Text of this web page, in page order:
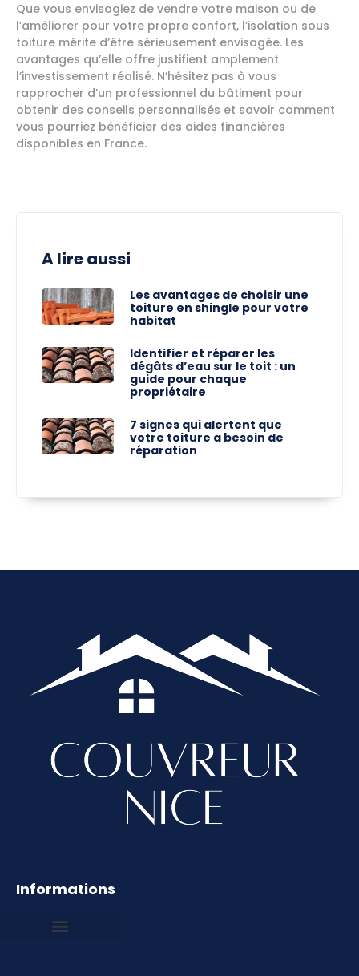
Que vous envisagiez de vendre votre maison ou de
l’améliorer pour votre propre confort, l’isolation sous
toiture mérite d’être sérieusement envisagée. Les
avantages qu’elle offre justifient amplement
l’investissement réalisé. N’hésitez pas à vous
rapprocher d’un professionnel du bâtiment pour
obtenir des conseils personnalisés et savoir comment
vous pourriez bénéficier des aides financières
disponibles en France.
A lire aussi
Les avantages de choisir une
toiture en shingle pour votre
habitat
Identifier et réparer les
dégâts d’eau sur le toit : un
guide pour chaque
propriétaire
7 signes qui alertent que
votre toiture a besoin de
réparation
Informations